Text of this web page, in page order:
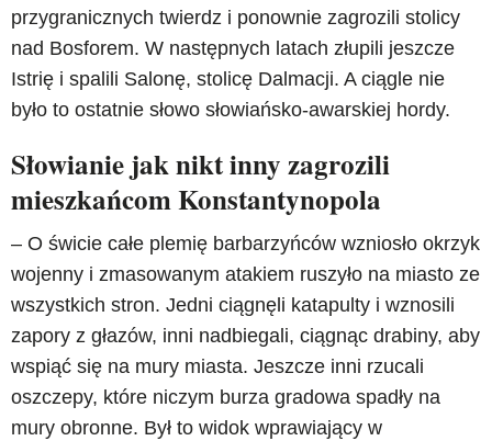
przygranicznych twierdz i ponownie zagrozili stolicy
nad Bosforem. W następnych latach złupili jeszcze
Istrię i spalili Salonę, stolicę Dalmacji. A ciągle nie
było to ostatnie słowo słowiańsko-awarskiej hordy.
Słowianie jak nikt inny zagrozili
mieszkańcom Konstantynopola
– O świcie całe plemię barbarzyńców wzniosło okrzyk
wojenny i zmasowanym atakiem ruszyło na miasto ze
wszystkich stron. Jedni ciągnęli katapulty i wznosili
zapory z głazów, inni nadbiegali, ciągnąc drabiny, aby
wspiąć się na mury miasta. Jeszcze inni rzucali
oszczepy, które niczym burza gradowa spadły na
mury obronne. Był to widok wprawiający w